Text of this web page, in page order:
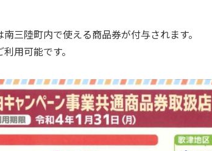
三陸町内で使える商品券が付与されます。
用可能です。